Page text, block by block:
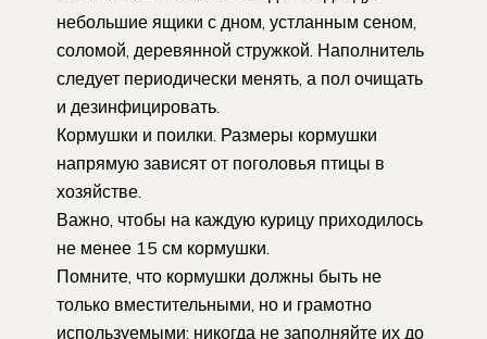
небольшие ящики с дном, устланным сеном,
соломой, деревянной стружкой. Наполнитель
следует периодически менять, а пол очищать
и дезинфицировать.
Кормушки и поилки. Размеры кормушки
напрямую зависят от поголовья птицы в
хозяйстве.
Важно, чтобы на каждую курицу приходилось
не менее 15 см кормушки.
Помните, что кормушки должны быть не
только вместительными, но и грамотно
используемыми: никогда не заполняйте их до